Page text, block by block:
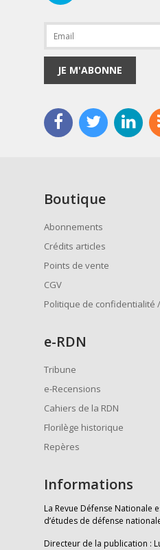
JE M'ABONNE
Boutique
Abonnements
Crédits articles
Points de vente
CGV
Politique de confidentialité
e-RDN
Tribune
e-Recensions
Cahiers de la RDN
Florilège historique
Repères
Informations
La Revue Défense Nationale
d’études de défense
Directeur de la publication :